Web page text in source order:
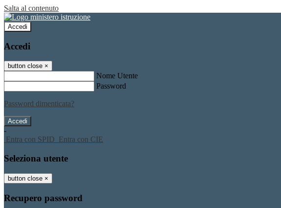
Salta al contenuto
Accedi
Accedi
button close ×
Nome Utente
Password
Password dimenticata?
-
Entra con SPID Entra con CIE
Seleziona utente
button close ×
Recupero password